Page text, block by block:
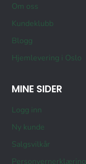
Om oss
Kundeklubb
Blogg
Hjemlevering i Oslo
MINE SIDER
Logg inn
Ny kunde
Salgsvilkår
Personvernerklæring